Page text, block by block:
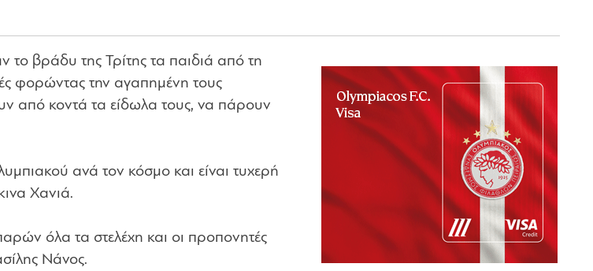
το βράδυ της Τρίτης τα παιδιά από τη
φορώντας την αγαπημένη τους
από κοντά τα είδωλα τους, να πάρουν
ανά τον κόσμο και είναι τυχερή
Χανιά.
όλα τα στελέχη και οι προπονητές
Νάνος.